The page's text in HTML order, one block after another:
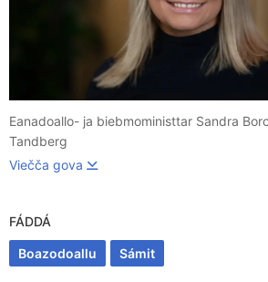
Eanadoallo- ja biebmoministtar Sandra
Tandberg
Viečča gova
FÁDDÁ
Boazodoallu Sámit